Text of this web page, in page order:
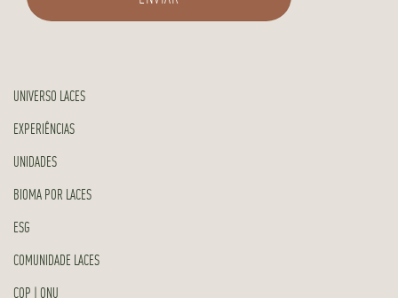
UNIVERSO LACES
EXPERIÊNCIAS
UNIDADES
BIOMA POR LACES
ESG
COMUNIDADE LACES
COP | ONU